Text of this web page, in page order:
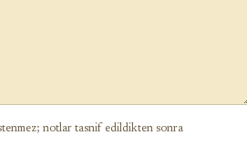
notlar tasnif edildikten sonra